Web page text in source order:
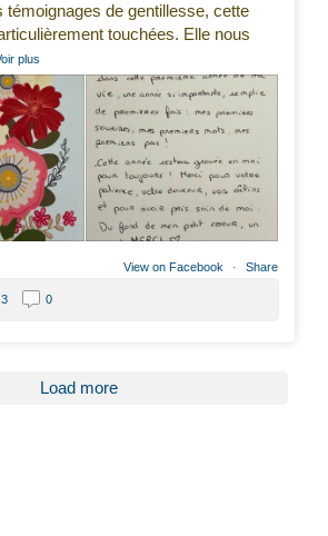
témoignages de gentillesse, cette
touchées. Elle nous
plus
View on Facebook · Share
3 0
Load more